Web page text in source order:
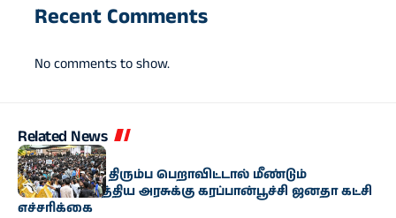
Recent Comments
No comments to show.
Related News
இந்தியா
வழக்குகளை திரும்ப பெறாவிட்டால் மீண்டும்
போராட்டம்: மத்திய அரசுக்கு கரப்பான்பூச்சி ஜனதா கட்சி
எச்சரிக்கை